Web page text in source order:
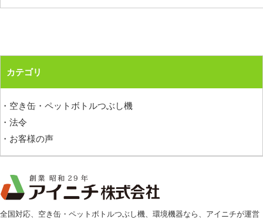
カテゴリ
・空き缶・ペットボトルつぶし機
・法令
・お客様の声
全国対応、空き缶・ペットボトルつぶし機、環境機器なら、アイニチが運営